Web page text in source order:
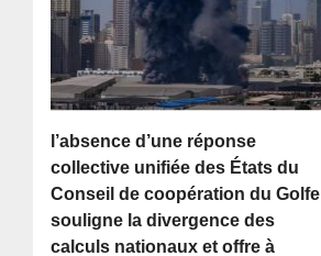
l’absence d’une réponse
collective unifiée des États du
Conseil de coopération du Golfe
souligne la divergence des
calculs nationaux et offre à